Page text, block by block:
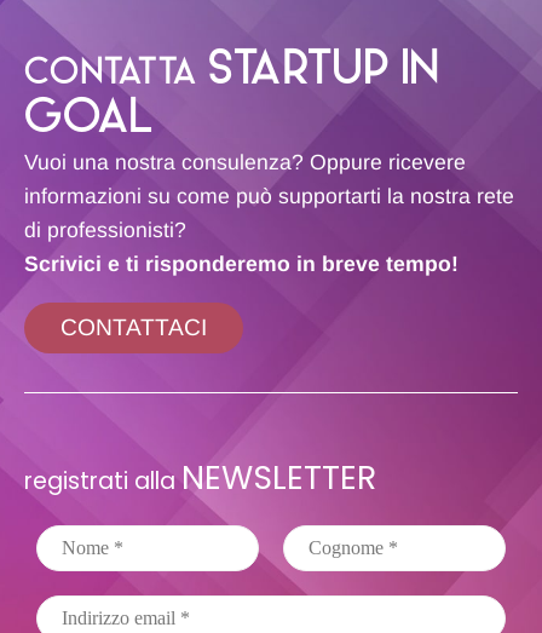
CONTATTA STARTUP IN
GOAL
Vuoi una nostra consulenza? Oppure ricevere
informazioni su come può supportarti la nostra rete
di professionisti?
Scrivici e ti risponderemo in breve tempo!
CONTATTACI
registrati alla NEWSLETTER